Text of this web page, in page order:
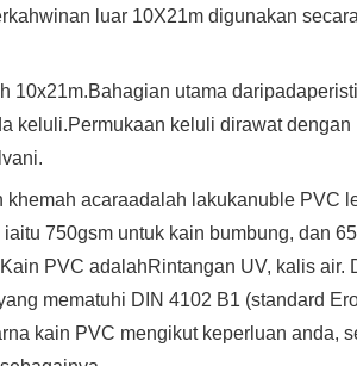
luar 10X21m digunakan
10x21m.Bahagian utama daripada
keluli.Permukaan keluli dirawat dengan
.
khemah acaraadalah lakukanuble PVC
iaitu 750gsm untuk kain bumbung, dan
PVC adalahRintangan UV, kalis air.
mematuhi DIN 4102 B1 (standard
kain PVC mengikut keperluan anda,